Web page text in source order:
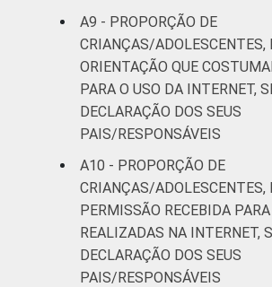
A9 - PROPORÇÃO DE
CRIANÇAS/ADOLESCENTES,
ORIENTAÇÃO QUE
PARA O USO DA INTERNET,
DECLARAÇÃO DOS SEUS
PAIS/RESPONSÁVEIS
A10 - PROPORÇÃO DE
CRIANÇAS/ADOLESCENTES,
PERMISSÃO RECEBIDA
REALIZADAS NA INTERNET,
DECLARAÇÃO DOS SEUS
PAIS/RESPONSÁVEIS